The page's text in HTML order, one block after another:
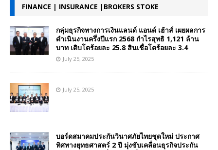
FINANCE | INSURANCE |BROKERS STOKE
กลุ่มธุรกิจทางการเงินแลนด์ แอนด์ เฮ้าส์ เผยผลการ
ดำเนินงานครึ่งปีแรก 2568 กำไรสุทธิ 1,121 ล้าน
บาท เติบโตร้อยละ 25.8 สินเชื่อโตร้อยละ 3.4
July 25, 2025
July 25, 2025
บอร์ดสมาคมประกันวินาศภัยไทยชุดใหม่ ประกาศ
ทิศทางยุทธศาสตร์ 2 ปี มุ่งขับเคลื่อนธุรกิจประกัน